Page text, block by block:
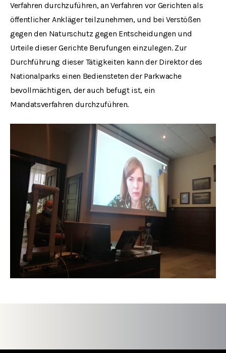
Verfahren durchzuführen, an Verfahren vor Gerichten als
öffentlicher Ankläger teilzunehmen, und bei Verstößen
gegen den Naturschutz gegen Entscheidungen und
Urteile dieser Gerichte Berufungen einzulegen. Zur
Durchführung dieser Tätigkeiten kann der Direktor des
Nationalparks einen Bediensteten der Parkwache
bevollmächtigen, der auch befugt ist, ein
Mandatsverfahren durchzuführen.